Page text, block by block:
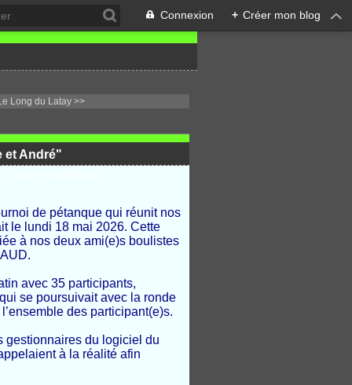
Connexion + Créer mon blog
Long du Latay >>
et André"
de pétanque qui réunit nos
le lundi 18 mai 2026. Cette
à nos deux ami(e)s boulistes
avec 35 participants,
se poursuivait avec la ronde
des participant(e)s.
gestionnaires du logiciel du
à la réalité afin